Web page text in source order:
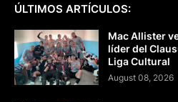
ÚLTIMOS ARTÍCULOS:
Mac Allister
líder del
Liga Cultural
August 08, 2026